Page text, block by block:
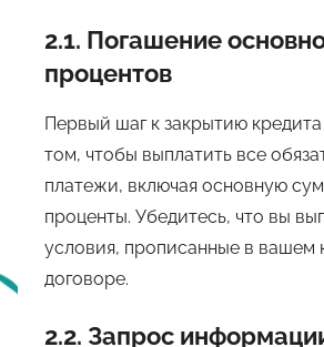
2.1. Погашение
процентов
Первый шаг к закрытию кредита
том, чтобы выплатить все
платежи, включая основную
проценты. Убедитесь, что вы
условия, прописанные в вашем
договоре.
2.2. Запрос